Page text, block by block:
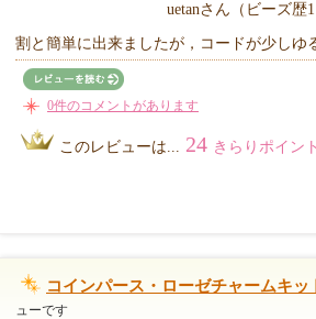
uetanさん（ビーズ歴1
割と簡単に出来ましたが，コードが少しゆ
0件のコメントがあります
このレビューは... 24 きらりポイント
コインパース・ローゼチャームキッ
ューです